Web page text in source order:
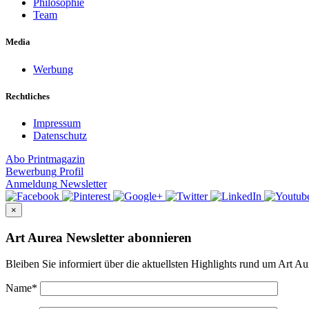
Philosophie
Team
Media
Werbung
Rechtliches
Impressum
Datenschutz
Abo Printmagazin
Bewerbung Profil
Anmeldung Newsletter
×
Art Aurea Newsletter abonnieren
Bleiben Sie informiert über die aktuellsten Highlights rund um Art
Name*